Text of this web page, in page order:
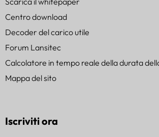
Centro download
Decoder del carico utile
Forum Lansitec
Calcolatore in tempo reale della durata
Mappa del sito
Iscriviti ora